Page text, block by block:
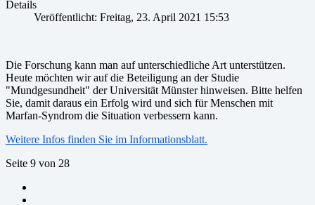
Details
Veröffentlicht: Freitag, 23. April 2021 15:53
Die Forschung kann man auf unterschiedliche Art unterstützen.
Heute möchten wir auf die Beteiligung an der Studie
"Mundgesundheit" der Universität Münster hinweisen. Bitte helfen
Sie, damit daraus ein Erfolg wird und sich für Menschen mit
Marfan-Syndrom die Situation verbessern kann.
Weitere Infos finden Sie im Informationsblatt.
Seite 9 von 28